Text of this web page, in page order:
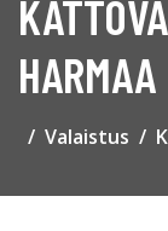
HARMAA
Valaistus